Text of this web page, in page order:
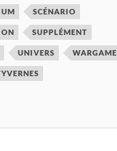
SCÉNARIO
SUPPLÉMENT
UNIVERS WARGAME